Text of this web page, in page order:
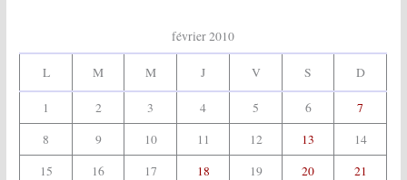
février 2010
L M M J V S D
1 2 3 4 5 6
7
8
9 10 11 12 13
14
15
16 17 18 19 20
21